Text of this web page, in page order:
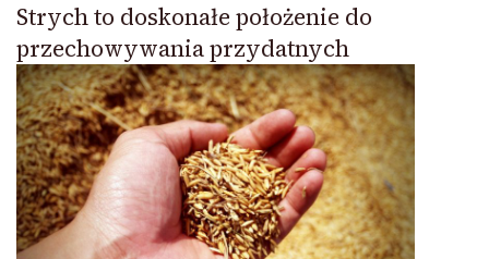
Strych to doskonałe położenie do
przechowywania przydatnych